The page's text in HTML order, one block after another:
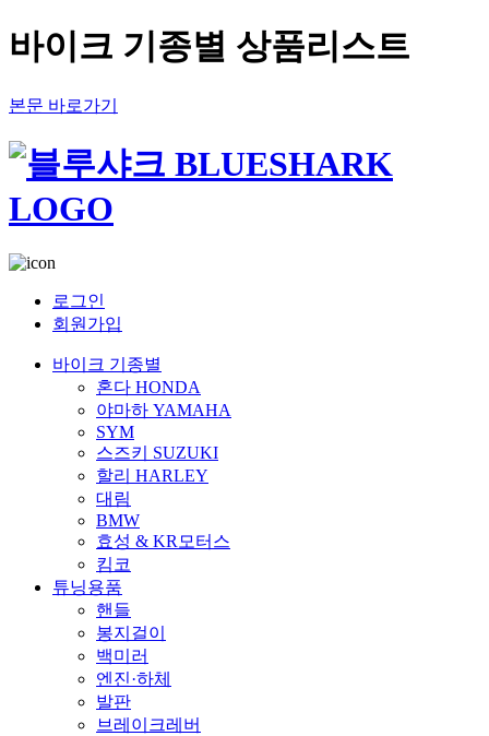
바이크 기종별 상품리스트
본문 바로가기
로그인
회원가입
바이크 기종별
혼다 HONDA
야마하 YAMAHA
SYM
스즈키 SUZUKI
할리 HARLEY
대림
BMW
효성 & KR모터스
킴코
튜닝용품
핸들
봉지걸이
백미러
엔진·하체
발판
브레이크레버